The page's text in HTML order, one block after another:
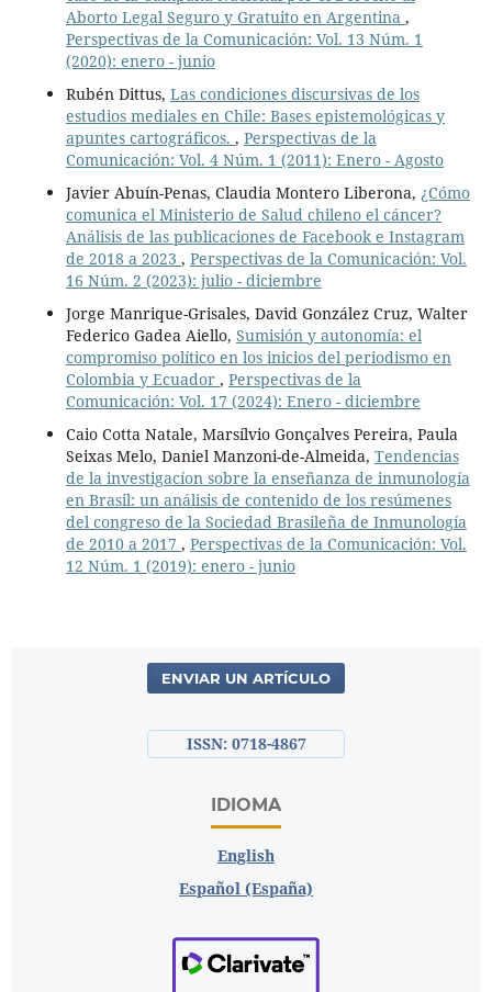
Aborto Legal Seguro y Gratuito en Argentina ,
Perspectivas de la Comunicación: Vol. 13 Núm. 1
(2020): enero - junio
Rubén Dittus, Las condiciones discursivas de los
estudios mediales en Chile: Bases epistemológicas y
apuntes cartográficos. , Perspectivas de la
Comunicación: Vol. 4 Núm. 1 (2011): Enero - Agosto
Javier Abuín-Penas, Claudia Montero Liberona, ¿Cómo
comunica el Ministerio de Salud chileno el cáncer?
Análisis de las publicaciones de Facebook e Instagram
de 2018 a 2023 , Perspectivas de la Comunicación: Vol.
16 Núm. 2 (2023): julio - diciembre
Jorge Manrique-Grisales, David González Cruz, Walter
Federico Gadea Aiello, Sumisión y autonomía: el
compromiso político en los inicios del periodismo en
Colombia y Ecuador , Perspectivas de la
Comunicación: Vol. 17 (2024): Enero - diciembre
Caio Cotta Natale, Marsílvio Gonçalves Pereira, Paula
Seixas Melo, Daniel Manzoni-de-Almeida, Tendencias
de la investigacíon sobre la enseñanza de inmunología
en Brasil: un análisis de contenido de los resúmenes
del congreso de la Sociedad Brasileña de Inmunología
de 2010 a 2017 , Perspectivas de la Comunicación: Vol.
12 Núm. 1 (2019): enero - junio
ENVIAR UN ARTÍCULO
ISSN: 0718-4867
IDIOMA
English
Español (España)